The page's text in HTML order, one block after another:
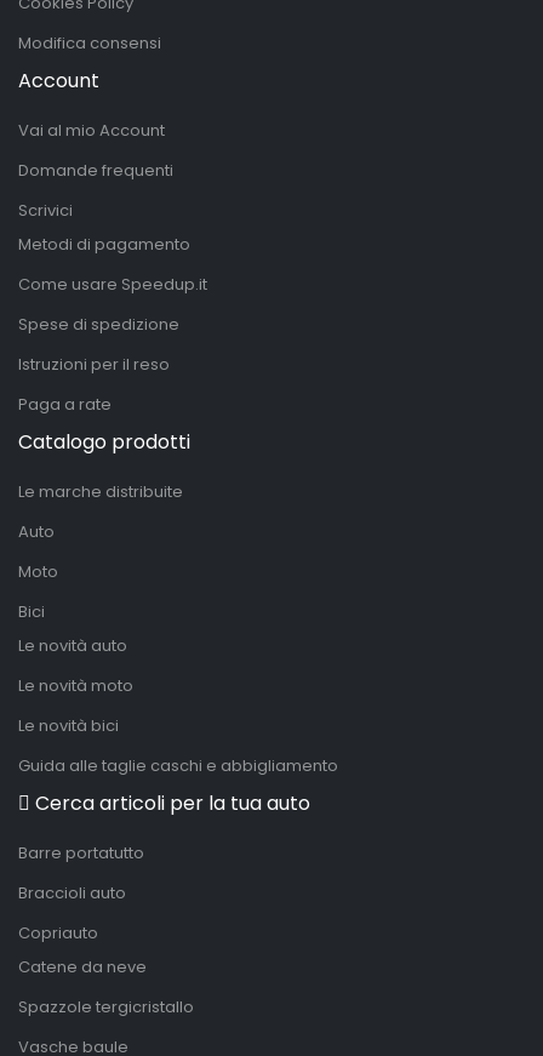
Modifica consensi
Account
Vai al mio Account
Domande frequenti
Scrivici
Metodi di pagamento
Come usare Speedup.it
Spese di spedizione
Istruzioni per il reso
Paga a rate
Catalogo prodotti
Le marche distribuite
Auto
Moto
Bici
Le novità auto
Le novità moto
Le novità bici
Guida alle taglie caschi e abbigliamento
Cerca articoli per la tua auto
Barre portatutto
Braccioli auto
Copriauto
Catene da neve
Spazzole tergicristallo
Vasche baule